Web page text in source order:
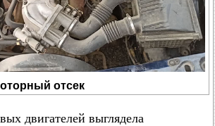
отсек
двигателей выглядела